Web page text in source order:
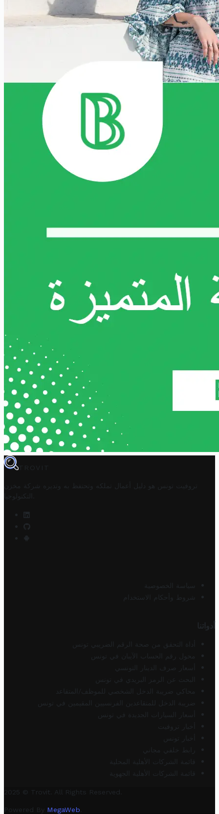
TROVIT
تروفيت تونس هو دليل أعمال تملكه وتحتفظ به وتديره
شركة مخزن
التكنولوجيا
سياسة الخصوصية
شروط وأحكام الاستخدام
أدواتنا
أداة التحقق من صحة الرقم الضريبي تونس
محول رقم الحساب الآيبان في تونس
أسعار صرف الدينار التونسي
البحث عن الرمز البريدي في تونس
محاكي ضريبة الدخل الشخصي للموظف/المتقاعد
ضريبة الدخل للمتقاعدين الفرنسيين المقيمين في تونس
أسعار السيارات الجديدة في تونس
أخبار تروفيت
أخبار تونس
رابط خلفي مجاني
قائمة الشركات الأهلية المحلية
قائمة الشركات الأهلية الجهوية
2025 © Trovit. All Rights Reserved.
Powered By MegaWeb